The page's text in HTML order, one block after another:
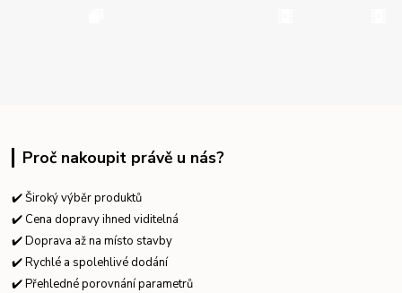
Proč nakoupit právě u nás?
✔️ Široký výběr produktů
✔️ Cena dopravy ihned viditelná
✔️ Doprava až na místo stavby
✔️ Rychlé a spolehlivé dodání
✔️ Přehledné porovnání parametrů